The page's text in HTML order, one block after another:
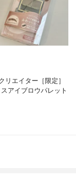
エイター［限定］
アイブロウパレット